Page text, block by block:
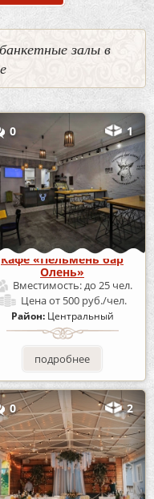
залы в
0 1
Кафе «Пельмень бар
Олень»
Вместимость:до 25 чел.
Ценаот 500 руб./чел.
Район: Центральный
подробнее
0 2